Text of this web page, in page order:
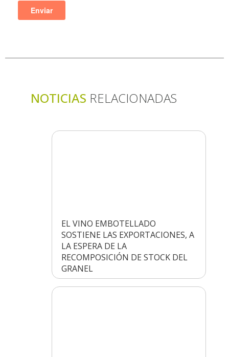
NOTICIAS RELACIONADAS
EL VINO EMBOTELLADO
SOSTIENE LAS EXPORTACIONES, A
LA ESPERA DE LA
RECOMPOSICIÓN DE STOCK DEL
GRANEL